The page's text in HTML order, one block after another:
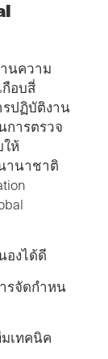
นความ
กือบสี่
รปฏิบัติงาน
การตรวจ
ห้
านาชาติ
องได้ดี
รจัดกําหน
เทคนิค